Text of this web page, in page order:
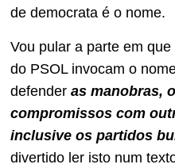
de democrata é o nome.
Vou pular a parte em
do PSOL invocam o
defender as manobras,
compromissos com
inclusive os partidos
divertido ler isto num